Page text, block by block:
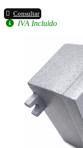
Consultar
IVA Incluido